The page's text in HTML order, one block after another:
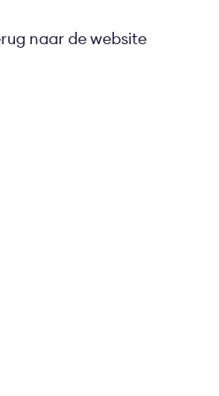
naar de website